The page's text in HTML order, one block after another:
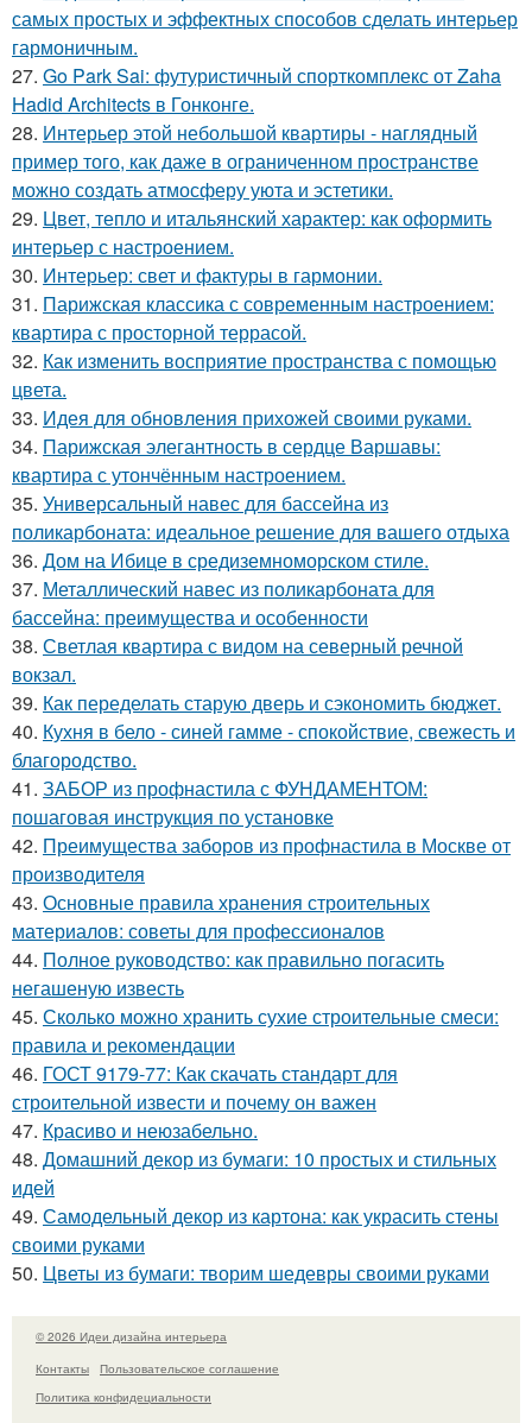
самых простых и эффектных способов сделать интерьер
гармоничным.
27. Go Park Sai: футуристичный спорткомплекс от Zaha
Hadid Architects в Гонконге.
28. Интерьер этой небольшой квартиры - наглядный
пример того, как даже в ограниченном пространстве
можно создать атмосферу уюта и эстетики.
29. Цвет, тепло и итальянский характер: как оформить
интерьер с настроением.
30. Интерьер: свет и фактуры в гармонии.
31. Парижская классика с современным настроением:
квартира с просторной террасой.
32. Как изменить восприятие пространства с помощью
цвета.
33. Идея для обновления прихожей своими руками.
34. Парижская элегантность в сердце Варшавы:
квартира с утончённым настроением.
35. Универсальный навес для бассейна из
поликарбоната: идеальное решение для вашего отдыха
36. Дом на Ибице в средиземноморском стиле.
37. Металлический навес из поликарбоната для
бассейна: преимущества и особенности
38. Светлая квартира с видом на северный речной
вокзал.
39. Как переделать старую дверь и сэкономить бюджет.
40. Кухня в бело - синей гамме - спокойствие, свежесть и
благородство.
41. ЗАБОР из профнастила с ФУНДАМЕНТОМ:
пошаговая инструкция по установке
42. Преимущества заборов из профнастила в Москве от
производителя
43. Основные правила хранения строительных
материалов: советы для профессионалов
44. Полное руководство: как правильно погасить
негашеную известь
45. Сколько можно хранить сухие строительные смеси:
правила и рекомендации
46. ГОСТ 9179-77: Как скачать стандарт для
строительной извести и почему он важен
47. Красиво и неюзабельно.
48. Домашний декор из бумаги: 10 простых и стильных
идей
49. Самодельный декор из картона: как украсить стены
своими руками
50. Цветы из бумаги: творим шедевры своими руками
© 2026 Идеи дизайна интерьера
Контакты
Пользовательское соглашение
Политика конфидециальности